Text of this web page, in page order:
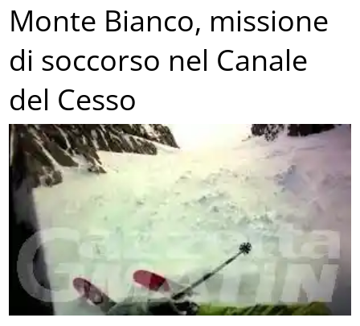
Monte Bianco, missione
di soccorso nel Canale
del Cesso